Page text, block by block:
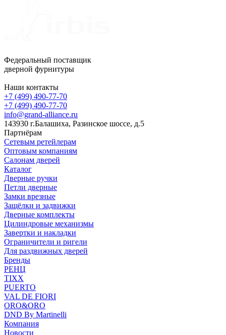
Федеральный поставщик
дверной фурнитуры
Наши контакты
+7 (499) 490-77-70
+7 (499) 490-77-70
info@grand-alliance.ru
143930 г.Балашиха, Разинское шоссе, д.5
Партнёрам
Сетевым ретейлерам
Оптовым компаниям
Салонам дверей
Каталог
Дверные ручки
Петли дверные
Замки врезные
Защёлки и задвижки
Дверные комплекты
Цилиндровые механизмы
Завертки и накладки
Ограничители и ригели
Для раздвижных дверей
Бренды
РЕНЦ
TIXX
PUERTO
VAL DE FIORI
ORO&ORO
DND By Martinelli
Компания
Новости